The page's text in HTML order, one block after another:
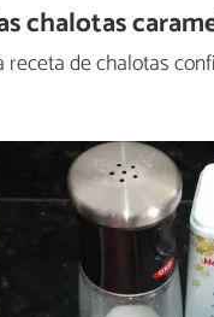
chalotas
de chalotas